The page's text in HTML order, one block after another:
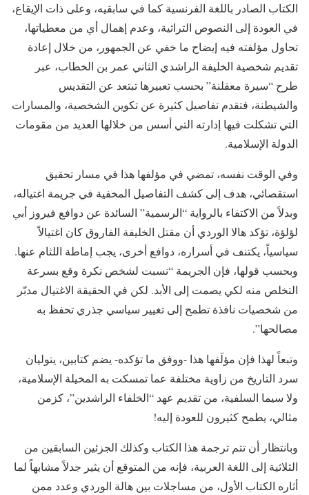
الكتاب الصادر باللغة الفرنسية كما في سابقيه، وعلى ذات الإيقاع،
في العودة إلى النصوص التراثية، وعدم إهمال أي من معطياتها،
تحاول مؤلفته فيه إيضاح ما خفي عن الجمهور، من خلال إعادة
تقديم شخصية الخليفة الراشدي الثاني عمر بن الخطاب، عبر
طرح “سيرة معقلنة” بحسب تعبيرها تبتعد عن التقديس
والشيطنة، فتقدم تفاصيل كثيرة عن تكوين الشخصية، والمسارات
التي تشكلت فيها إدارته التي أسس من خلالها العديد من مقومات
الدولة الإسلامية.
وفي الوقت نفسه، تمضي في مؤلفها هذا في مسار تحقيق
استقصائي، هدف إلى كشف التفاصيل المخفية في جريمة اغتياله،
وبدلاً من الاكتفاء بالرواية “الرسمية” السائدة عن دوافع فيروز أبي
لؤلؤة، تؤكد هالا الوردي أن مقتل الخليفة الفاروق كان اغتيالاً
سياسياً، يكتنف في أسراره، دوافع أخرى، يجب إماطة اللثام عنها.
وبحسب قولها، فإن الجريمة “نسبت لشخص نكرة وقع بسرعة
التخلص منه لكي يصمت إلى الأبد. لكن في الحقيقة الاغتيال مدبّر
من شخصيات نافذة تطمح إلى تغيير سياسي جذري تحفظ به
مصالحها”.
وتبعاً لهذا فإن مؤلَفها هذا -ووفق ما تؤكده- يضم كتابين، يتوليان
سرد التاريخ من زاوية مختلفة عما تمسكت به المخيلة الإسلامية،
ولا سيما السلفية، من تقديم عهد “الخلفاء الراشدين”، كزمن
مثالي، يطمح كثيرون للعودة إليه!
وبانتظار أن تتم ترجمة هذا الكتاب وكذلك الجزئين السابقين من
الثلاثية إلى اللغة العربية، فإنه من المتوقع أن يثير جدلاً مشابهاً لما
أثاره الكتاب الأول، من مساجلات بين هالة الوردي وعدد ممن